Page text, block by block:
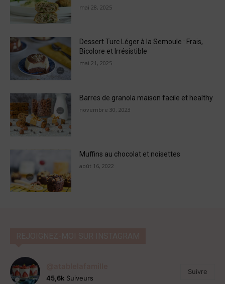
mai 28, 2025
Dessert Turc Léger à la Semoule : Frais,
Bicolore et Irrésistible
mai 21, 2025
Barres de granola maison facile et healthy
novembre 30, 2023
Muffins au chocolat et noisettes
août 16, 2022
45,6k Suiveurs
Suivre